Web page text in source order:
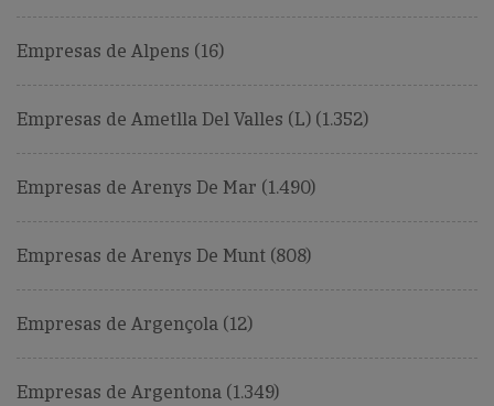
Empresas de Alpens (16)
Empresas de Ametlla Del Valles (L) (1.352)
Empresas de Arenys De Mar (1.490)
Empresas de Arenys De Munt (808)
Empresas de Argençola (12)
Empresas de Argentona (1.349)